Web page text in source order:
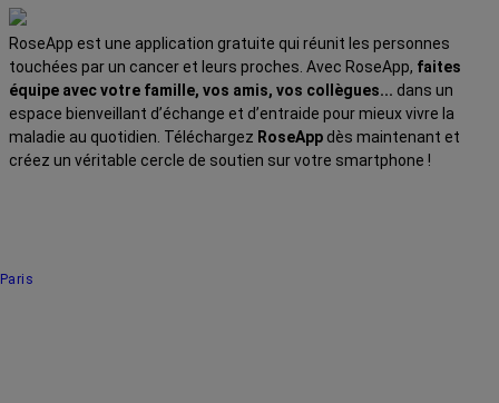
RoseApp est une application gratuite qui réunit les personnes
touchées par un cancer et leurs proches. Avec RoseApp, faites
équipe avec votre famille, vos amis, vos collègues... dans un
espace bienveillant d’échange et d’entraide pour mieux vivre la
maladie au quotidien. Téléchargez RoseApp dès maintenant et
créez un véritable cercle de soutien sur votre smartphone !
Paris